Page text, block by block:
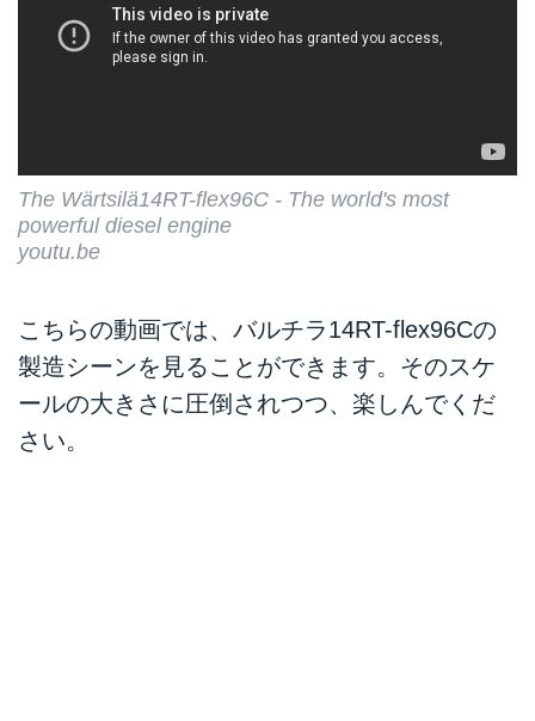
The Wärtsilä14RT-flex96C - The world's most
powerful diesel engine
youtu.be
こちらの動画では、バルチラ14RT-flex96Cの
製造シーンを見ることができます。そのスケ
ールの大きさに圧倒されつつ、楽しんでくだ
さい。